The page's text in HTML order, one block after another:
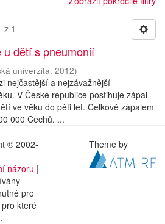
z 1
u dětí s pneumonií
univerzita, 2012)
nejčastější a nejzávažnější
V České republice postihuje zápal
ve věku do pěti let. Celkově zápalem
000 Čechů. ...
© 2002-
názoru |
pro
které
Theme by